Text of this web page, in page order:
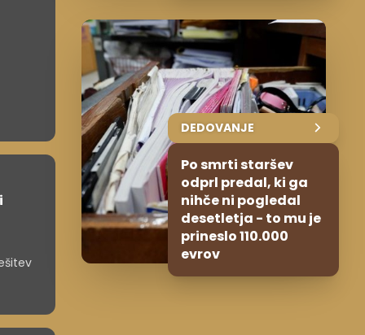
DEDOVANJE
Po smrti staršev
odprl predal, ki ga
nihče ni pogledal
desetletja - to mu je
prineslo 110.000
evrov